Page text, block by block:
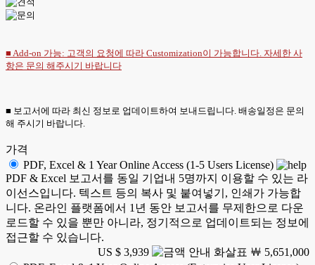
■ Add-on 가능: 고객의 요청에 따라 Customization이 가능합니다. 자세한 사
항은 문의 해주시기 바랍니다
■ 보고서에 따라 최신 정보로 업데이트하여 보내드립니다. 배송일정은 문의
해 주시기 바랍니다.
가격
PDF, Excel & 1 Year Online Access (1-5 Users License)
PDF & Excel 보고서를 동일 기업내 5명까지 이용할 수 있는 라
이선스입니다. 텍스트 등의 복사 및 붙여넣기, 인쇄가 가능합
니다. 온라인 플랫폼에서 1년 동안 보고서를 무제한으로 다운
로드할 수 있을 뿐만 아니라, 정기적으로 업데이트되는 정보에
접근할 수 있습니다.
US $ 3,939
￦ 5,651,000